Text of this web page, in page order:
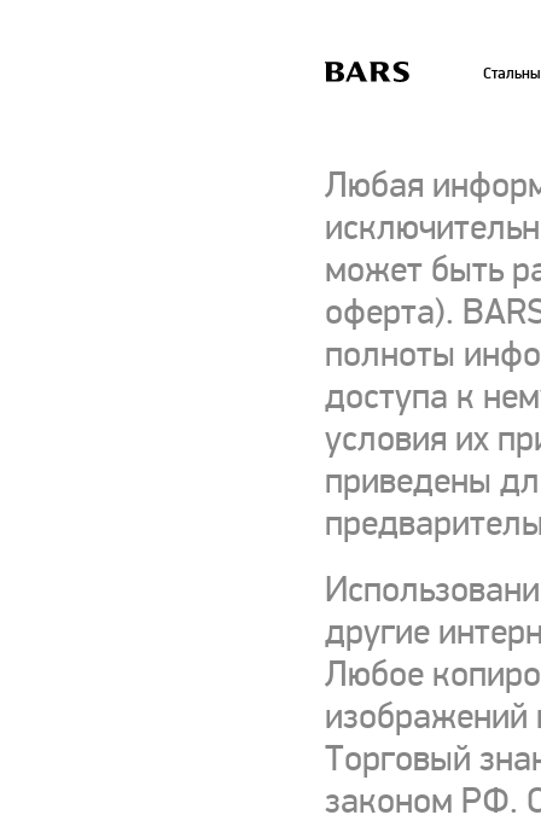
Любая
может быть
оферта).
полноты
доступа к
условия их
приведены
другие
Любое
изображений
Торговый
законом РФ.